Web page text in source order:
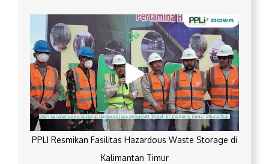
PPLI Resmikan Fasilitas Hazardous Waste Storage di
Kalimantan Timur